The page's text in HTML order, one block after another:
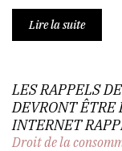
Lire la suite
LES RAPPELS
DEVRONT ÊTRE
INTERNET
Droit de la